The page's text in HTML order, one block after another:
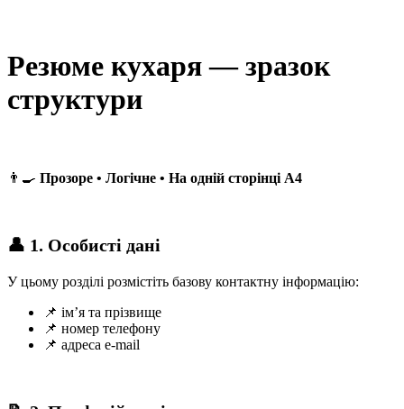
Резюме кухаря — зразок
структури
👨‍🍳 Прозоре • Логічне • На одній сторінці A4
👤 1. Особисті дані
У цьому розділі розмістіть базову контактну інформацію:
📌 ім’я та прізвище
📌 номер телефону
📌 адреса e-mail